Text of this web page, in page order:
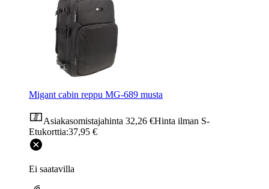
Migant cabin reppu MG-689 musta
Asiakasomistajahinta 32,26 €Hinta ilman S-
Etukorttia:37,95 €
Ei saatavilla